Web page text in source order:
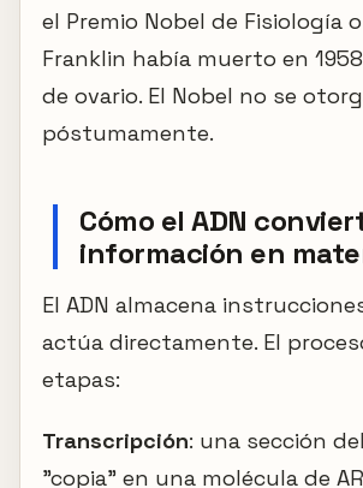
el Premio Nobel de Fisiología
Franklin había muerto en
de ovario. El Nobel no se
póstumamente.
Cómo el ADN
información en
El ADN almacena
actúa directamente. El
etapas:
Transcripción: una sección
"copia" en una molécula de